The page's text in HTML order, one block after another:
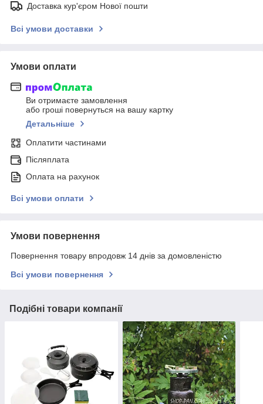
Доставка кур'єром Нової пошти
Всі умови доставки
Умови оплати
Ви отримаєте замовлення
або гроші повернуться на вашу картку
Детальніше
Оплатити частинами
Післяплата
Оплата на рахунок
Всі умови оплати
Умови повернення
Повернення товару впродовж 14 днів за домовленістю
Всі умови повернення
Подібні товари компанії